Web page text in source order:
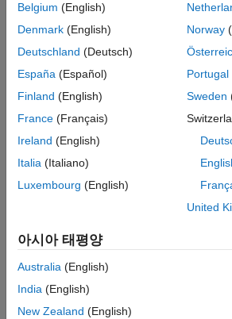
Enable passwordless sudo access
<user name> ALL=(ALL:ALL)
For example, to provide
userpi, type:
Belgium (English)
Denmark (English)
Deutschland (Deutsch)
España (Español)
Finland (English)
France (Français)
Ireland (English)
Italia (Italiano)
Luxembourg (English)
Norway
Portugal
Sweden
United
아시아 태평양
Australia (English)
India (English)
New Zealand (English)